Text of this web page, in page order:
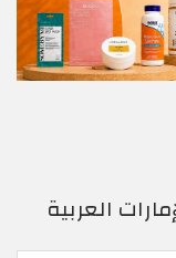
العربية